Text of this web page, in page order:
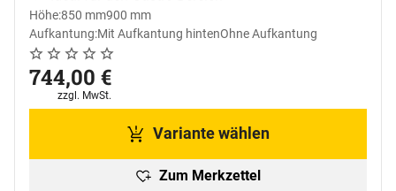
Höhe:850 mm900 mm
Aufkantung:Mit Aufkantung hintenOhne Aufkantung
Noch keine Bewertungen abgegeben
0 Bewertungen
744,00 €
Steuerhinweis:
zzgl. MwSt.
Variante wählen
Zum Merkzettel